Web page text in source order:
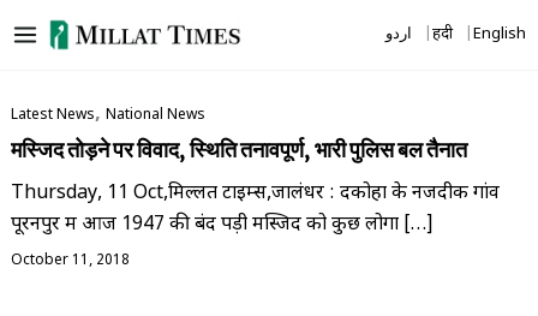
to
اردو हिंदी English
Latest News, National News
मस्जिद तोड़ने पर विवाद, स्थिति तनावपूर्ण, भारी पुलिस बल तैनात
Thursday, 11 Oct,मिल्लत टाइम्स,जालंधर : दकोहा के नजदीक गांव
पूरनपुर में आज 1947 की बंद पड़ी मस्जिद को कुछ लोगों […]
October 11, 2018